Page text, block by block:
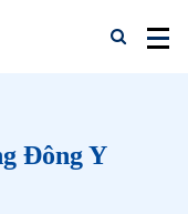
Đông Y